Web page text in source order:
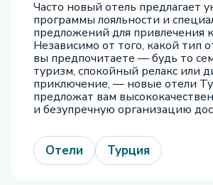
Часто новый отель предлагает
программы лояльности и
предложений для привлечения
Независимо от того, какой тип
вы предпочитаете — будь то
туризм, спокойный релакс или
приключение, — новые отели
предложат вам
и безупречную организацию
Отели Турция